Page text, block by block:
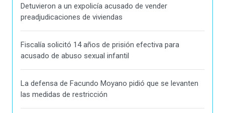
Detuvieron a un expolicía acusado de vender
preadjudicaciones de viviendas
Fiscalía solicitó 14 años de prisión efectiva para
acusado de abuso sexual infantil
La defensa de Facundo Moyano pidió que se levanten
las medidas de restricción